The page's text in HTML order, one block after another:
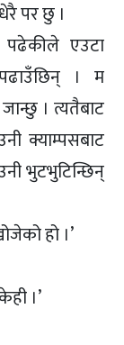
पर छु ।
एउटा
। म
। त्यतैबाट
क्याम्पसबाट
भुटभुटिन्छिन्
हो ।’
।’